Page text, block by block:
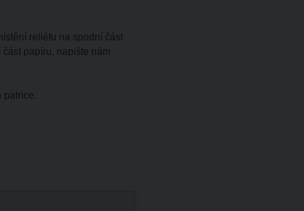
reliéfu na spodní část
papíru, napište nám
patrice.